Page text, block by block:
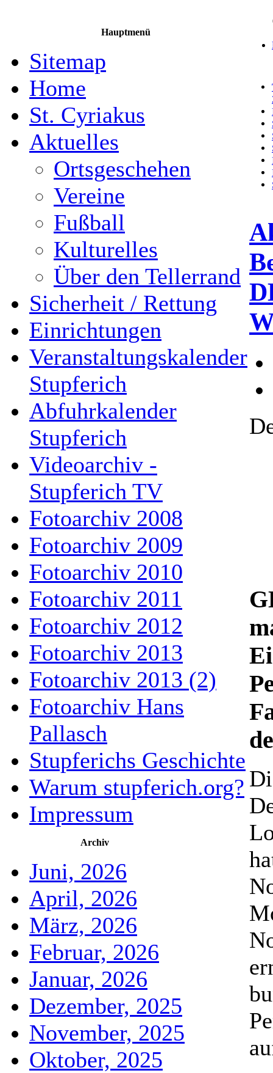
Hauptmenü
Sitemap
Home
St. Cyriakus
Aktuelles
Ortsgeschehen
Vereine
Fußball
Kulturelles
Über den Tellerrand
Sicherheit / Rettung
Einrichtungen
Veranstaltungskalender
Stupferich
Abfuhrkalender
Stupferich
Videoarchiv -
Stupferich TV
Fotoarchiv 2008
Fotoarchiv 2009
Fotoarchiv 2010
Fotoarchiv 2011
Fotoarchiv 2012
Fotoarchiv 2013
Fotoarchiv 2013 (2)
Fotoarchiv Hans
Pallasch
Stupferichs Geschichte
Warum stupferich.org?
Impressum
Archiv
Juni, 2026
April, 2026
März, 2026
Februar, 2026
Januar, 2026
Dezember, 2025
November, 2025
Oktober, 2025